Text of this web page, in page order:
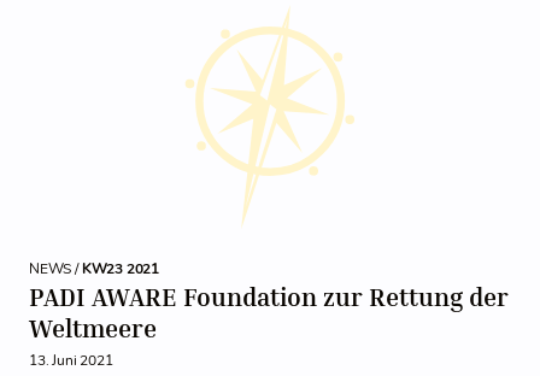
NEWS /KW23 2021
PADI AWARE Foundation zur Rettung der
Weltmeere
13. Juni 2021